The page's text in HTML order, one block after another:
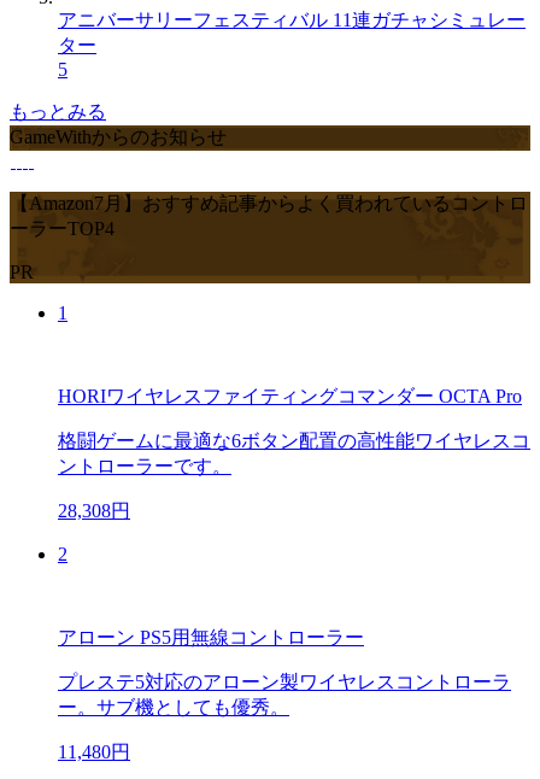
アニバーサリーフェスティバル 11連ガチャシミュレー
ター
5
もっとみる
GameWithからのお知らせ
【Amazon7月】おすすめ記事からよく買われているコントロ
ーラーTOP4
PR
1
HORIワイヤレスファイティングコマンダー OCTA Pro
格闘ゲームに最適な6ボタン配置の高性能ワイヤレスコ
ントローラーです。
28,308円
2
アローン PS5用無線コントローラー
プレステ5対応のアローン製ワイヤレスコントローラ
ー。サブ機としても優秀。
11,480円